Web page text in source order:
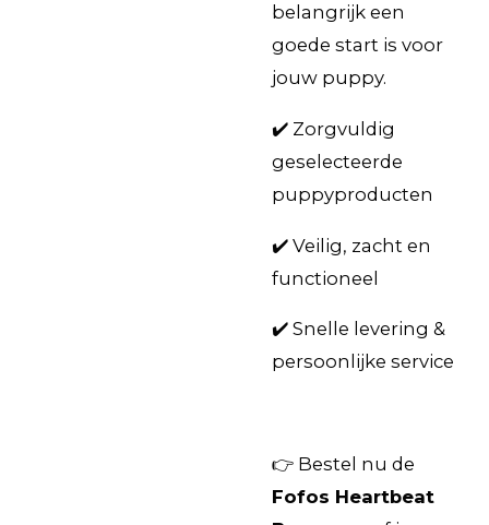
belangrijk een
goede start is voor
jouw puppy.
✔️ Zorgvuldig
geselecteerde
puppyproducten
✔️ Veilig, zacht en
functioneel
✔️ Snelle levering &
persoonlijke service
👉 Bestel nu de
Fofos Heartbeat